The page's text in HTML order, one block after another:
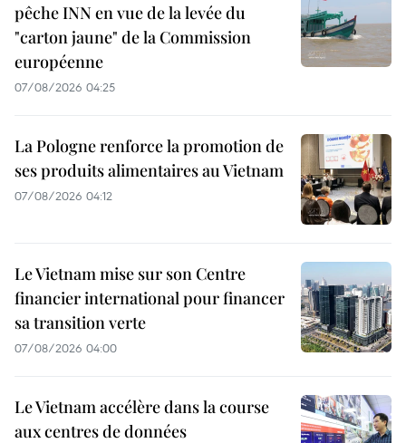
pêche INN en vue de la levée du
"carton jaune" de la Commission
européenne
07/08/2026 04:25
La Pologne renforce la promotion de
ses produits alimentaires au Vietnam
07/08/2026 04:12
Le Vietnam mise sur son Centre
financier international pour financer
sa transition verte
07/08/2026 04:00
Le Vietnam accélère dans la course
aux centres de données